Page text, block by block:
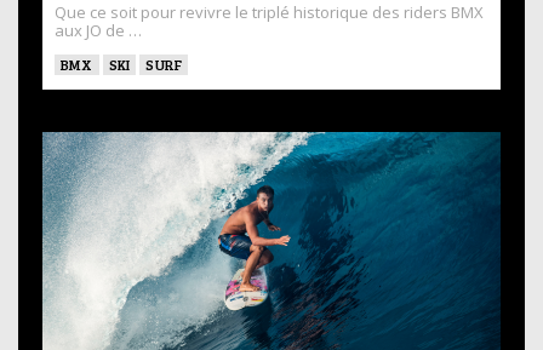
Que ce soit pour revivre le triplé historique des riders BMX
aux JO de …
BMX SKI SURF